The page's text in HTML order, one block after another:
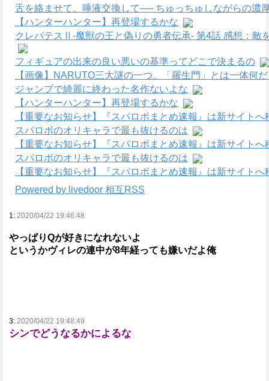
舌を絡ませて、唾液交換して── ちゅっちゅしながらの濃
【ハンターハンター】再登場するかな
クレバテスⅡ-魔獣の王と偽りの勇者伝承- 第4話 感想：敵
フィギュアの出来の良い悪いの基準ってどこで決まるの
【画像】NARUTO三大謎の一つ、「羅生門」とは一体何
ジャンプで綺麗に終わった名作ないよな
【ハンターハンター】再登場するかな
【重要なお知らせ】『スパロボまとめ速報』は新サイトへ
スパロボのオリキャラで最も抜けるのは
【重要なお知らせ】『スパロボまとめ速報』は新サイトへ
スパロボのオリキャラで最も抜けるのは
【重要なお知らせ】『スパロボまとめ速報』は新サイトへ
Powered by livedoor 相互RSS
1: 2020/04/22 19:46:48
やっぱりQが好きになれないよ
というかヴィレの連中が8年経っても嫌いだよ俺
3: 2020/04/22 19:48:49
シンでどうなるかによるな